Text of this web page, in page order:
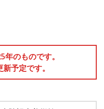
のものです。
予定です。